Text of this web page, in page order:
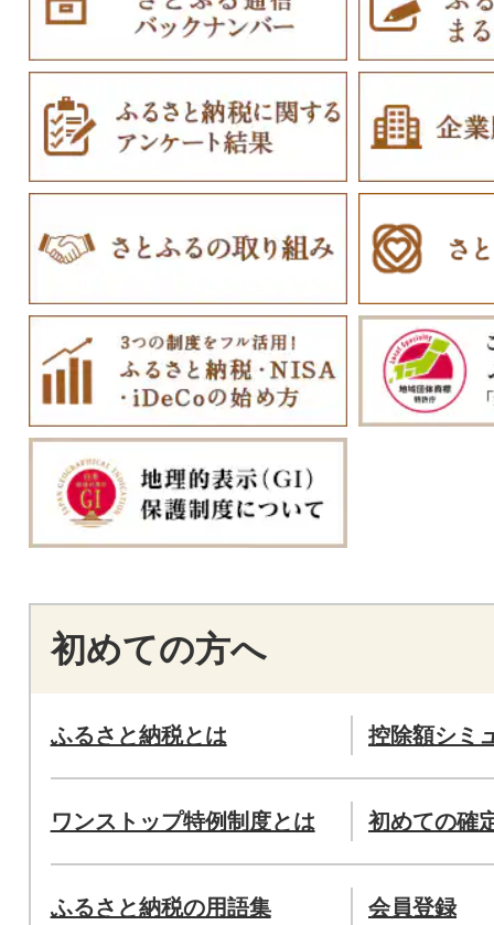
初めての方へ
ふるさと納税とは 控除額シミ
ワンストップ特例制度とは 初めての確
ふるさと納税の用語集 会員登録